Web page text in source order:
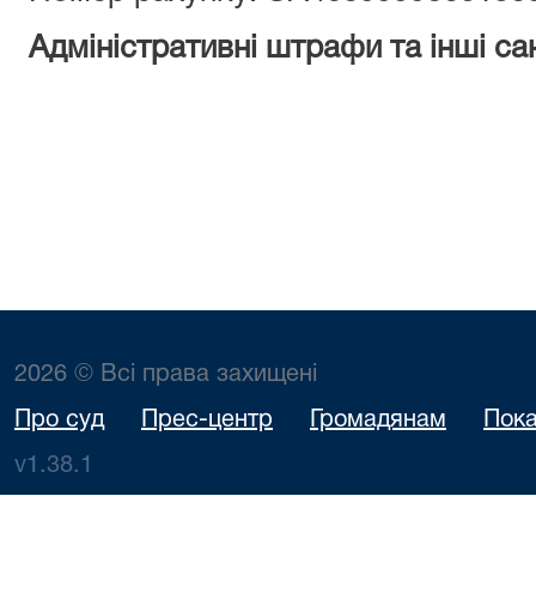
Адміністративні штрафи та інші
2026 © Всі права захищені
Про суд Прес-центр Громадянам
v1.38.1